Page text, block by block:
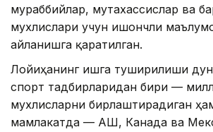
мураббийлар, мутахассислар ва
мухлислари учун ишончли
айланишга қаратилган.
Лойиҳанинг ишга туширилиши
спорт тадбирларидан бири —
мухлисларни бирлаштирадиган
мамлакатда — АҚШ, Канада ва